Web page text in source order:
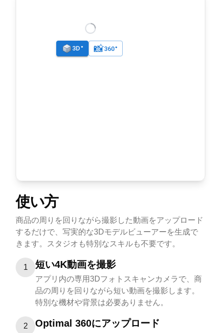
使い方
商品の周りを回りながら撮影した動画をアップロード
するだけで、写実的な3Dモデルビューアーを生成で
きます。スタジオも特別なスキルも不要です。
1 短い4K動画を撮影
アプリ内の専用3Dフォトスキャンカメラで、商
品の周りを回りながら短い動画を撮影します。
特別な機材や背景は必要ありません。
2 Optimal 360にアップロード